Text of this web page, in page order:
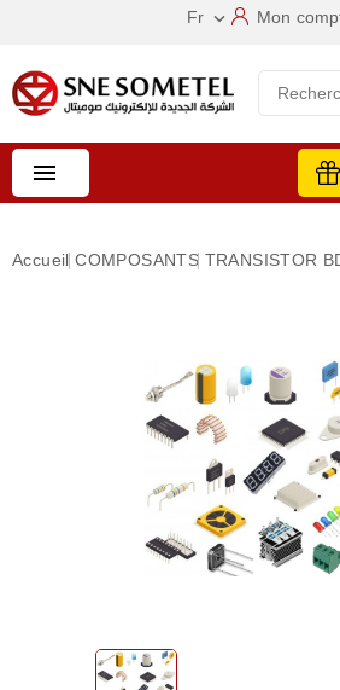
Fr  Mon

Accueil COMPOSANTS TRANSISTOR